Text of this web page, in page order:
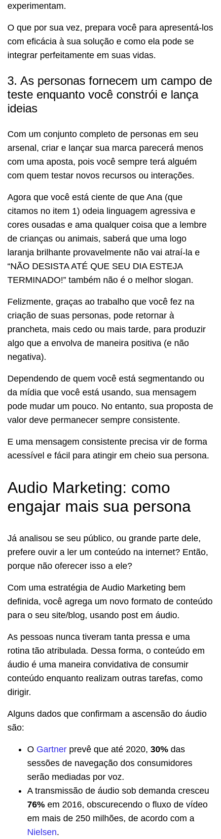
experimentam.
O que por sua vez, prepara você para apresentá-los
com eficácia à sua solução e como ela pode se
integrar perfeitamente em suas vidas.
3. As personas fornecem um campo de
teste enquanto você constrói e lança
ideias
Com um conjunto completo de personas em seu
arsenal, criar e lançar sua marca parecerá menos
com uma aposta, pois você sempre terá alguém
com quem testar novos recursos ou interações.
Agora que você está ciente de que Ana (que
citamos no item 1) odeia linguagem agressiva e
cores ousadas e ama qualquer coisa que a lembre
de crianças ou animais, saberá que uma logo
laranja brilhante provavelmente não vai atraí-la e
“NÃO DESISTA ATÉ QUE SEU DIA ESTEJA
TERMINADO!” também não é o melhor slogan.
Felizmente, graças ao trabalho que você fez na
criação de suas personas, pode retornar à
prancheta, mais cedo ou mais tarde, para produzir
algo que a envolva de maneira positiva (e não
negativa).
Dependendo de quem você está segmentando ou
da mídia que você está usando, sua mensagem
pode mudar um pouco. No entanto, sua proposta de
valor deve permanecer sempre consistente.
E uma mensagem consistente precisa vir de forma
acessível e fácil para atingir em cheio sua persona.
Audio Marketing: como
engajar mais sua persona
Já analisou se seu público, ou grande parte dele,
prefere ouvir a ler um conteúdo na internet? Então,
porque não oferecer isso a ele?
Com uma estratégia de Audio Marketing bem
definida, você agrega um novo formato de conteúdo
para o seu site/blog, usando post em áudio.
As pessoas nunca tiveram tanta pressa e uma
rotina tão atribulada. Dessa forma, o conteúdo em
áudio é uma maneira convidativa de consumir
conteúdo enquanto realizam outras tarefas, como
dirigir.
Alguns dados que confirmam a ascensão do áudio
são:
O Gartner prevê que até 2020, 30% das
sessões de navegação dos consumidores
serão mediadas por voz.
A transmissão de áudio sob demanda cresceu
76% em 2016, obscurecendo o fluxo de vídeo
em mais de 250 milhões, de acordo com a
Nielsen.